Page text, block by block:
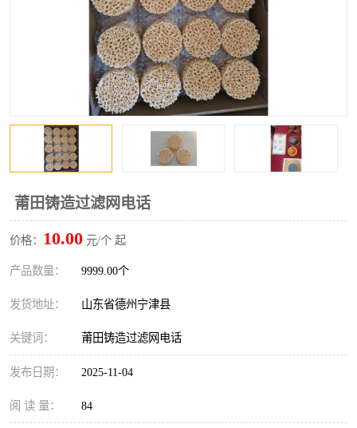
莆田铸造过滤网电话
价格： 10.00 元/个 起
产品数量： 9999.00个
发货地址： 山东省德州宁津县
关键词： 莆田铸造过滤网电话
发布日期： 2025-11-04
阅 读 量： 84